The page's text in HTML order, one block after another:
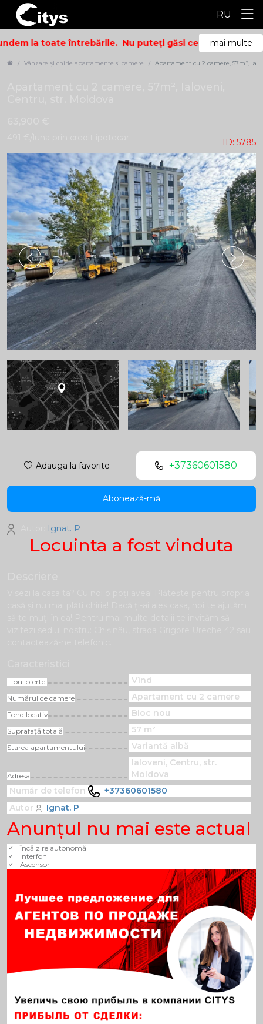
RU
la toate întrebările. Nu puteți găsi ceea ce căutați?
mai multe
Vânzare și chirie apartamente si camere Apartament cu 2 camere, 57m²,
Locuinta a fost vinduta
Tipul ofertei Vînd
Numărul de camere Apartament cu 2 camere
Fond locativ Bloc nou
Suprafață totală 57 m²
Starea apartamentului Variantă albă
Adresa
Ialoveni, Centru, str.
Moldova
Număr de telefon
+37360601580
Autor
Ignat. P
Anunţul nu mai este actual
Încălzire autonomă
Interfon
Ascensor
ID: 5785
Adauga la favorite +37360601580
Abonează-mă
Ignat. P